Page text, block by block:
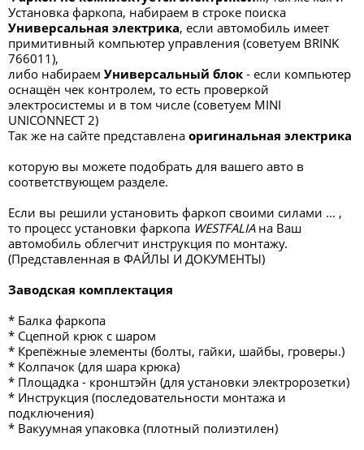
Установка фаркопа, набираем в строке поиска
Универсальная электрика, если автомобиль имеет
примитивный компьютер управления (советуем BRINK
766011),
либо набираем Универсальный блок - если компьютер
оснащён чек контролем, то есть проверкой
электросистемы и в том числе (советуем MINI
UNICONNECT 2)
Так же на сайте представлена оригинальная электрика
которую вы можете подобрать для вашего авто в
соответствующем разделе.
Если вы решили установить фаркоп своими силами ... ,
то процесс установки фаркопа WESTFALIAна Ваш
автомобиль облегчит инструкция по монтажу.
(Представленная в ФАЙЛЫ И ДОКУМЕНТЫ)
Заводская комплектация
* Балка фаркопа
* Сцепной крюк с шаром
* Крепёжные элементы (болты, гайки, шайбы, гроверы.)
* Колпачок (для шара крюка)
* Площадка - кронштэйн (для установки электророзетки)
* Инструкция (последовательности монтажа и
подключения)
* Вакуумная упаковка (плотный полиэтилен)